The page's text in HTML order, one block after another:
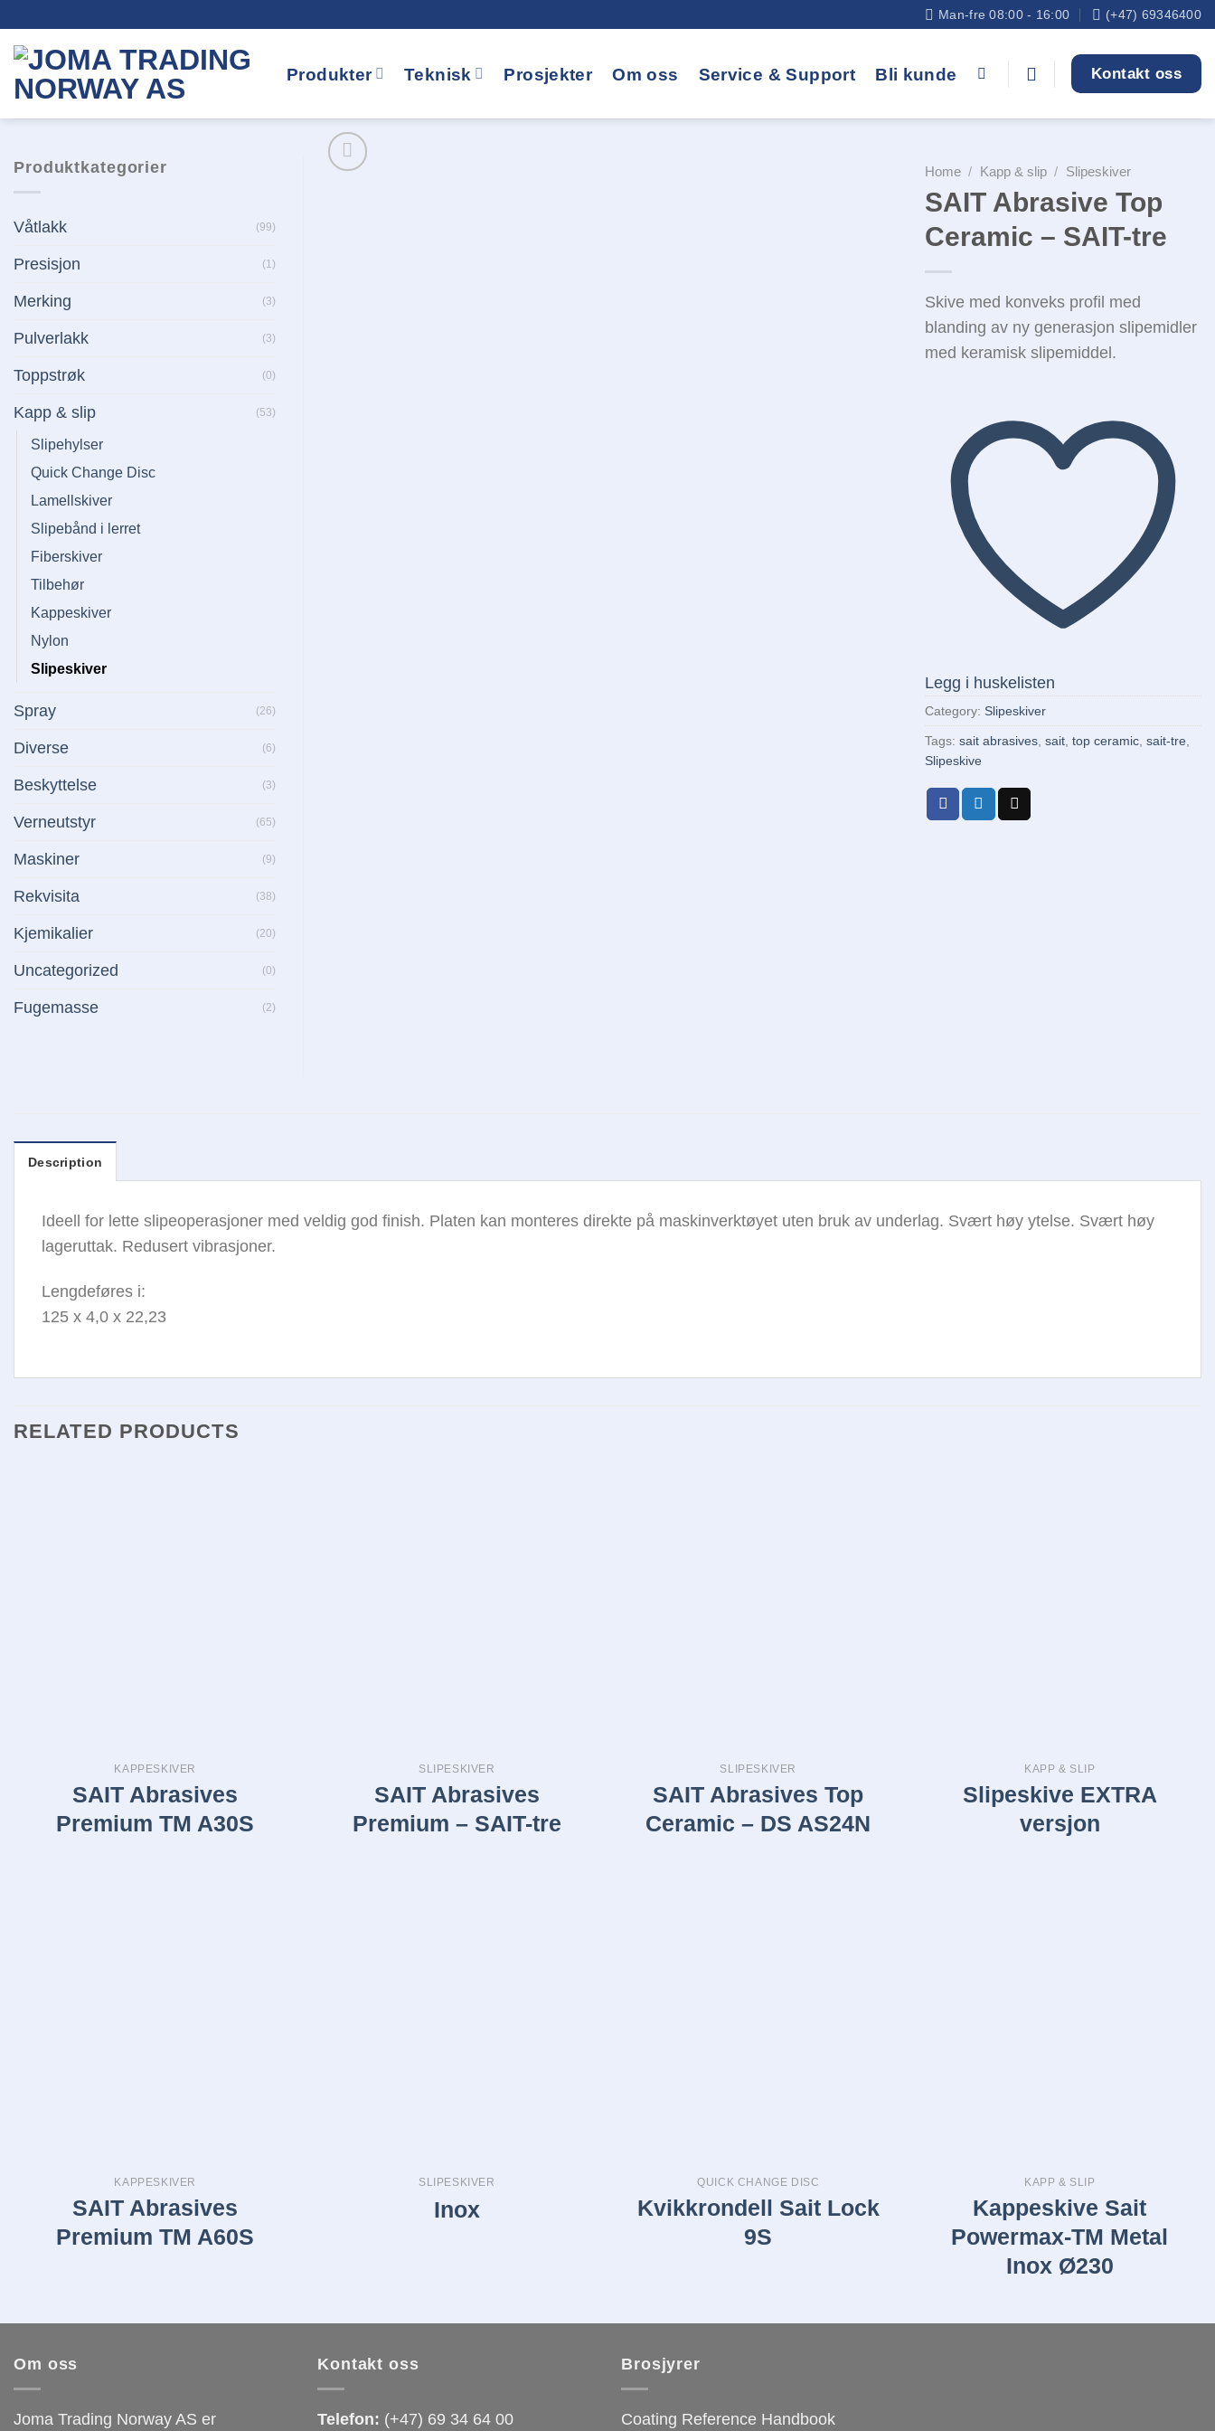
content
Man-fre 08:00 - 16:00 (+47) 69346400
Produkter Teknisk Prosjekter Om oss Service & Support Bli kunde Kontakt oss
Home / Kapp & slip / Slipeskiver
SAIT Abrasive Top
Ceramic – SAIT-tre
Skive med konveks profil med
blanding av ny generasjon slipemidler
med keramisk slipemiddel.
Legg i huskelisten
Category: Slipeskiver
Tags: sait abrasives sait top ceramic sait-tre
Slipeskive
Produktkategorier
Våtlakk (99)
Presisjon (1)
Merking (3)
Pulverlakk (3)
Toppstrøk (0)
Kapp & slip (53)
Slipehylser
Quick Change Disc
Lamellskiver
Slipebånd i lerret
Fiberskiver
Tilbehør
Kappeskiver
Nylon
Slipeskiver
Spray (26)
Diverse (6)
Beskyttelse (3)
Verneutstyr (65)
Maskiner (9)
Rekvisita (38)
Kjemikalier (20)
Uncategorized (0)
Fugemasse (2)
Description
Ideell for lette slipeoperasjoner med veldig god finish. Platen kan monteres direkte på maskinverktøyet uten bruk av underlag. Svært høy ytelse. Svært høy
lageruttak. Redusert vibrasjoner.
Lengdeføres i:
125 x 4,0 x 22,23
RELATED PRODUCTS
KAPPESKIVER
SAIT Abrasives
Premium TM A30S
SLIPESKIVER
SAIT Abrasives
Premium – SAIT-tre
SLIPESKIVER
SAIT Abrasives Top
Ceramic – DS AS24N
KAPP & SLIP
Slipeskive EXTRA
versjon
KAPPESKIVER
SAIT Abrasives
Premium TM A60S
SLIPESKIVER
Inox
QUICK CHANGE DISC
Kvikkrondell Sait Lock
9S
KAPP & SLIP
Kappeskive Sait
Powermax-TM Metal
Inox Ø230
Om oss
Joma Trading Norway AS er
Kontakt oss
Telefon: (+47) 69 34 64 00
Brosjyrer
Coating Reference Handbook